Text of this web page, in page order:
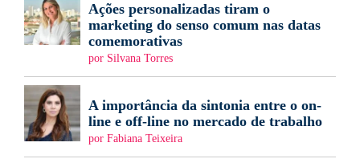
Ações personalizadas tiram o
marketing do senso comum nas datas
comemorativas
por Silvana Torres
A importância da sintonia entre o on-
line e off-line no mercado de trabalho
por Fabiana Teixeira